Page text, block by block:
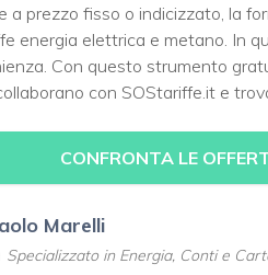
a prezzo fisso o indicizzato, la
energia elettrica e metano. In
Con questo strumento
con SOStariffe.it e
CONFRONTA LE
Marelli
Specializzato in Energia, Conti e